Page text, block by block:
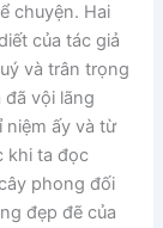
chuyện. Hai
của tác giả
và trân trọng
vội lãng
niệm ấy và từ
khi ta đọc
phong đối
đẹp đẽ của